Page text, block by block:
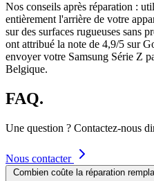
Nos conseils après réparation :
entièrement l'arrière de votre
sur des surfaces rugueuses sans
ont attribué la note de 4,9/5 sur
envoyer votre Samsung Série Z
Belgique.
FAQ.
Une question ? Contactez-nous
Nous contacter
Combien coûte la réparation